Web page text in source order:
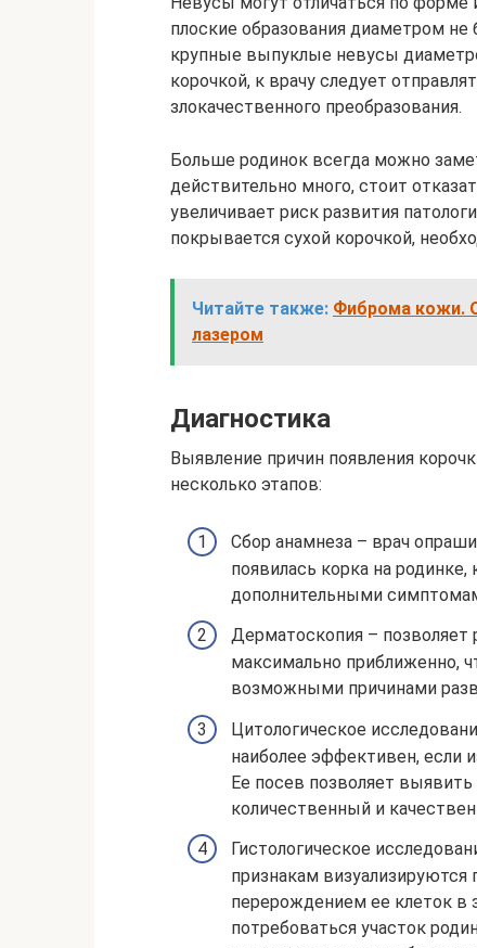
плоские образования диаметром
крупные выпуклые невусы
корочкой, к врачу следует
злокачественного преобразования.
Больше родинок всегда можно
действительно много, стоит
увеличивает риск развития
покрывается сухой корочкой,
Читайте также: Фиброма кожи.
лазером
Диагностика
Выявление причин появления
несколько этапов:
Сбор анамнеза – врач
появилась корка на
дополнительными
Дерматоскопия – позволяет
максимально приближенно,
возможными причинами
Цитологическое
наиболее эффективен, если
Ее посев позволяет
количественный и
Гистологическое
признакам
перерождением ее клеток в
потребоваться участок